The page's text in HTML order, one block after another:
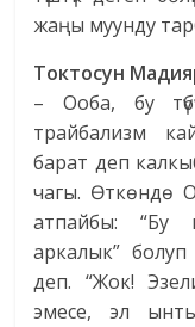
жаңы муунду
Токтосун
– Ооба, бу
трайбализм
барат деп
чагы. Өткөндө
атпайбы: “Бу
аркалык” болуп
деп. “Жок!
эмесе, эл